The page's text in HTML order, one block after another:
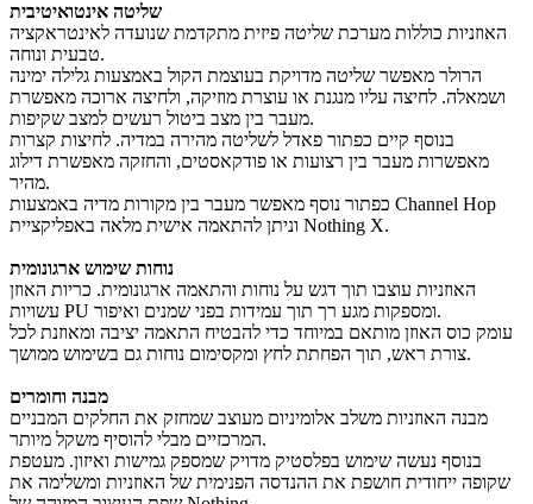
שליטה אינטואיטיבית
האוזניות כוללות מערכת שליטה פיזית מתקדמת שנועדה לאינטראקציה
טבעית ונוחה.
הרולר מאפשר שליטה מדויקת בעוצמת הקול באמצעות גלילה ימינה
ושמאלה. לחיצה עליו מנגנת או עוצרת מוזיקה, ולחיצה ארוכה מאפשרת
מעבר בין מצב ביטול רעשים למצב שקיפות.
בנוסף קיים כפתור פאדל לשליטה מהירה במדיה. לחיצות קצרות
מאפשרות מעבר בין רצועות או פודקאסטים, והחזקה מאפשרת דילוג
מהיר.
כפתור נוסף מאפשר מעבר בין מקורות מדיה באמצעות Channel Hop
וניתן להתאמה אישית מלאה באפליקציית Nothing X.
נוחות שימוש ארגונומית
האוזניות עוצבו תוך דגש על נוחות והתאמה ארגונומית. כריות האוזן
עשויות PU ומספקות מגע רך תוך עמידות בפני שמנים ואיפור.
עומק כוס האוזן מותאם במיוחד כדי להבטיח התאמה יציבה ומאוזנת לכל
צורת ראש, תוך הפחתת לחץ ומקסימום נוחות גם בשימוש ממושך.
מבנה וחומרים
מבנה האוזניות משלב אלומיניום מעוצב שמחזק את החלקים המבניים
המרכזיים מבלי להוסיף משקל מיותר.
בנוסף נעשה שימוש בפלסטיק מדויק שמספק גמישות ואיזון. מעטפת
שקופה ייחודית חושפת את ההנדסה הפנימית של האוזניות ומשלימה את